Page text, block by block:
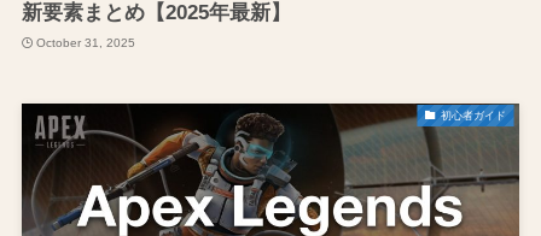
新要素まとめ【2025年最新】
October 31, 2025
初心者ガイド